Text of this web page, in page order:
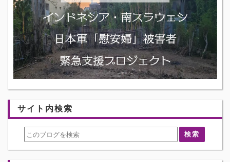
サイト内検索